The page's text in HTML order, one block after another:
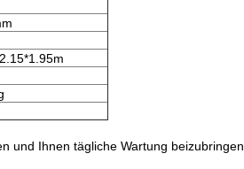
und Ihnen tägliche Wartung beizubringen.